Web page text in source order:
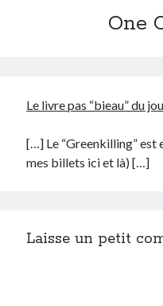
One
Le livre pas “bieau” du
[…] Le “Greenkilling” est
mes billets ici et là) […]
Laisse un petit